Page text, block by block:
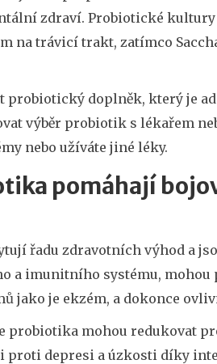
zdraví. Probiotické
na trávicí trakt, zatímco
probiotický doplněk, který je
výběr probiotik s lékařem
nebo užíváte jiné léky.
pomáhají
řadu zdravotních výhod a
a imunitního systému,
jako je ekzém, a dokonce
probiotika mohou redukovat
proti depresi a úzkosti díky